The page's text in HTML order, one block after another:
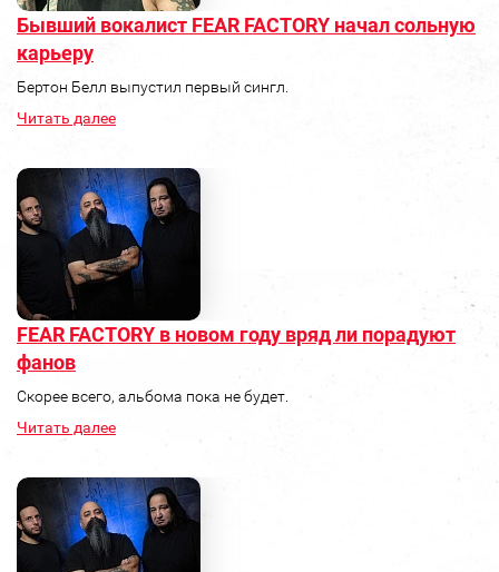
Бывший вокалист FEAR FACTORY начал сольную
карьеру
Бертон Белл выпустил первый сингл.
Читать далее
FEAR FACTORY в новом году вряд ли порадуют
фанов
Скорее всего, альбома пока не будет.
Читать далее